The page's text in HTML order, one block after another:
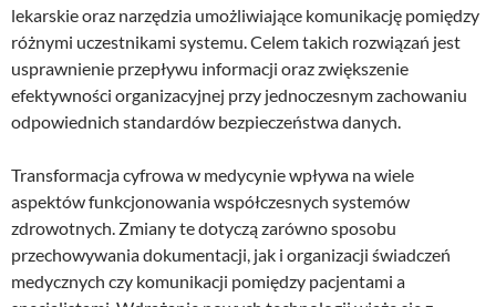
lekarskie oraz narzędzia umożliwiające komunikację pomiędzy
różnymi uczestnikami systemu. Celem takich rozwiązań jest
usprawnienie przepływu informacji oraz zwiększenie
efektywności organizacyjnej przy jednoczesnym zachowaniu
odpowiednich standardów bezpieczeństwa danych.
Transformacja cyfrowa w medycynie wpływa na wiele
aspektów funkcjonowania współczesnych systemów
zdrowotnych. Zmiany te dotyczą zarówno sposobu
przechowywania dokumentacji, jak i organizacji świadczeń
medycznych czy komunikacji pomiędzy pacjentami a